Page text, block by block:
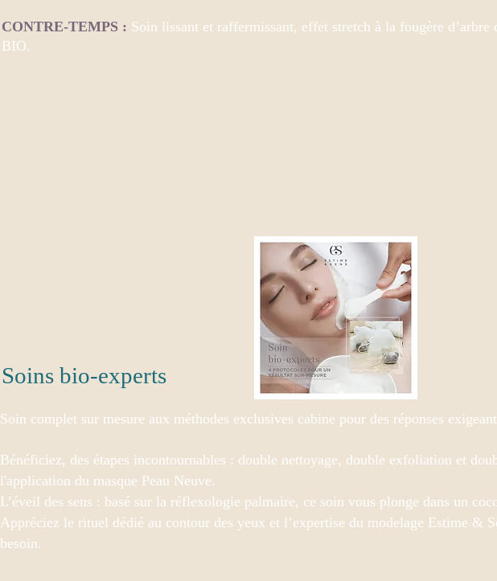
CONTRE-TEMPS : Soin lissant et raffermissant, effet stretch à la fougère d’arbre
BIO.
Soins bio-experts
Soin complet sur mesure aux méthodes exclusives cabine pour des réponses
Bénéficiez, des étapes incontournables : double nettoyage, double exfoliation et
l'application du masque Peau Neuve.
L’éveil des sens : basé sur la réflexologie palmaire, ce soin vous plonge dans un
Appréciez le rituel dédié au contour des yeux et l’expertise du modelage Estime &
besoin.